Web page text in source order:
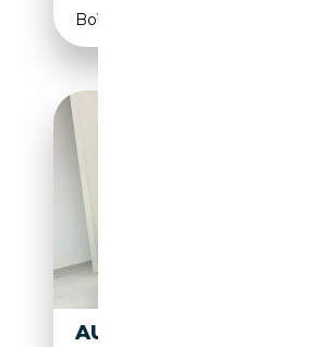
Boîte automatique
AUDI Q3 Q3